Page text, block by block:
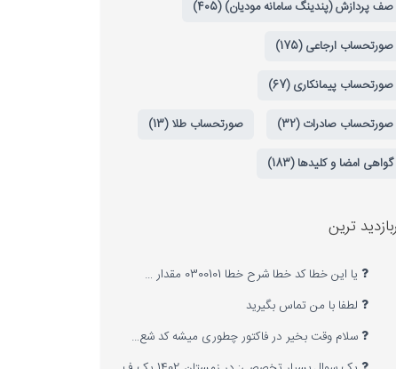
صف پردازش (پندینگ سامانه مودیان) (405)
صورتحساب ارجاعی (175)
صورتحساب پیمانکاری (67)
صورتحساب صادرات (32)
صورتحساب طلا (13)
گواهی امضا و کلیدها (183)
ترین
یا این خطا کد خطا شرح خطا 0300101 مقدار …
لطفا با من تماس بگیرید
سلام وقت بخیر در فاکتور چطوری میشه کد شع…